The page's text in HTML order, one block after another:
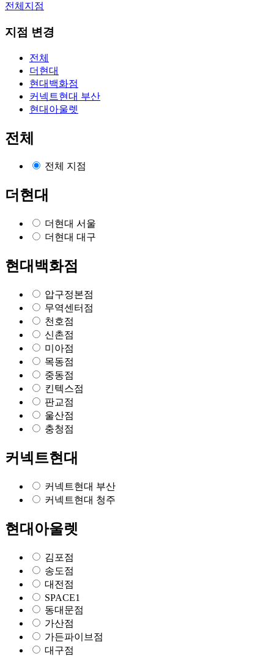
전체지점
지점 변경
전체
더현대
현대백화점
커넥트현대 부산
현대아울렛
전체
전체 지점
더현대
더현대 서울
더현대 대구
현대백화점
압구정본점
무역센터점
천호점
신촌점
미아점
목동점
중동점
킨텍스점
판교점
울산점
충청점
커넥트현대
커넥트현대 부산
커넥트현대 청주
현대아울렛
김포점
송도점
대전점
SPACE1
동대문점
가산점
가든파이브점
대구점